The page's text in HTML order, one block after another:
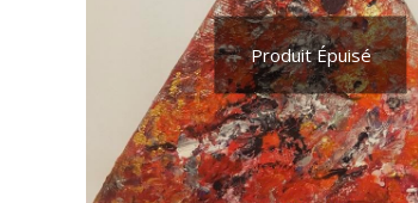
Produit Épuisé